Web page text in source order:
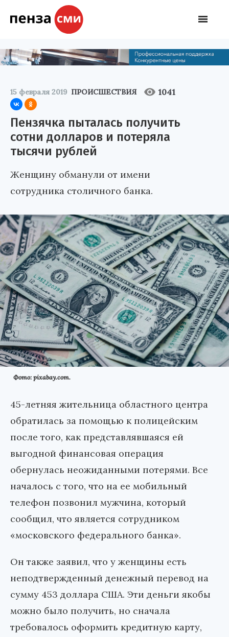
15 февраля 2019 ПРОИСШЕСТВИЯ 1041
Пензячка пыталась получить
сотни долларов и потеряла
тысячи рублей
Женщину обманули от имени
сотрудника столичного банка.
Фото: pixabay.com.
45-летняя жительница областного центра
обратилась за помощью к полицейским
после того, как представлявшаяся ей
выгодной финансовая операция
обернулась неожиданными потерями. Все
началось с того, что на ее мобильный
телефон позвонил мужчина, который
сообщил, что является сотрудником
«московского федерального банка».
Он также заявил, что у женщины есть
неподтвержденный денежный перевод на
сумму 453 доллара США. Эти деньги якобы
можно было получить, но сначала
требовалось оформить кредитную карту,